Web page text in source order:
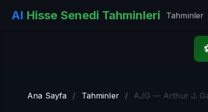
AI Hisse Senedi Tahminleri Tahminler
Ana Sayfa / Tahminler / AJG — Arthur J.